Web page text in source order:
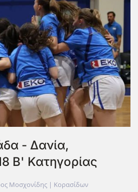
- Δανία,
Β' Κατηγορίας
Μοσχονίδης | Κορασίδων